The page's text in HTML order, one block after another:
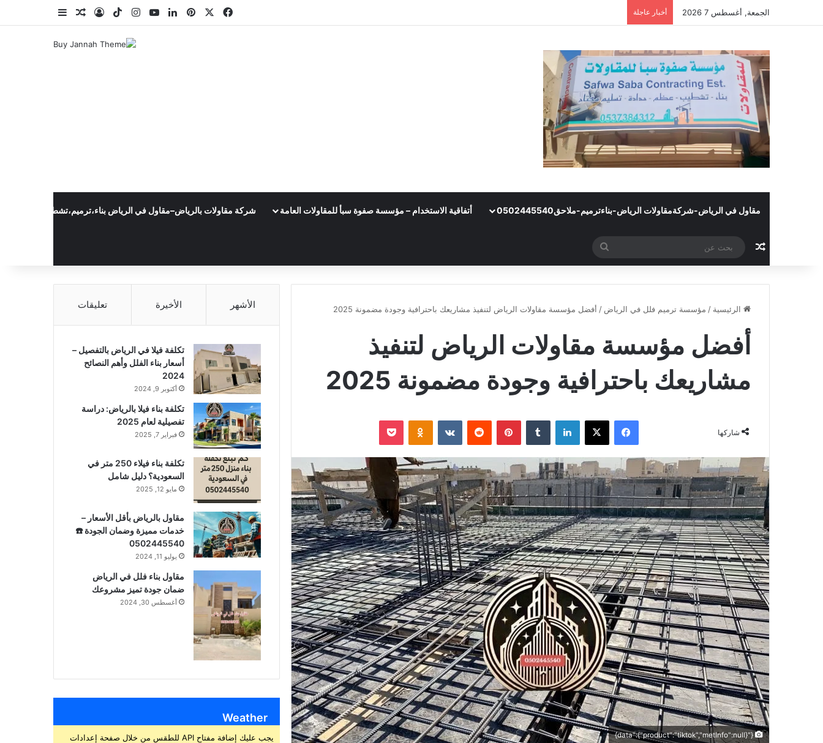
الجمعة, أغسطس 7 2026 أخبار عاجلة فيسبوك بينتيريستلينكدإن‫YouTubeانستقرام‫TikTokتسجيل الدخول
مقال عشوائي
مقاول في الرياض-شركةمقاولات الرياض-بناءترميم-ملاحق0502445540 أتفاقية الاستخدام – مؤسسة صفوة سبأ للمقاولات العامة شركة مقاولات بالرياض–مقاول في الرياض
مقال عشوائي
عن
الرئيسية / مؤسسة ترميم فلل في الرياض / أفضل مؤسسة مقاولات الرياض لتنفيذ مشاريعك باحترافية وجودة مضمونة 2025
أفضل مؤسسة مقاولات الرياض لتنفيذ
مشاريعك باحترافية وجودة مضمونة 2025
شاركها
فيسبوك ‫X لينكدإن بينتيريست ‏VKontakte
{"data":{"product":"tiktok","metInfo":null}}
الأشهر الأخيرة تعليقات
تكلفة فيلا في الرياض بالتفصيل –
أسعار بناء الفلل وأهم النصائح
2024
أكتوبر 9, 2024
تكلفة بناء فيلا بالرياض: دراسة
تفصيلية لعام 2025
فبراير 7, 2025
تكلفة بناء فيلاء 250 متر في
السعودية؟ دليل شامل
مايو 12, 2025
مقاول بالرياض بأقل الأسعار –
خدمات مميزة وضمان الجودة ☎️
0502445540
يوليو 11, 2024
مقاول بناء فلل في الرياض
ضمان جودة تميز مشروعك
أغسطس 30, 2024
Weather
يجب عليك إضافة مفتاح API للطقس من خلال صفحة إعدادات